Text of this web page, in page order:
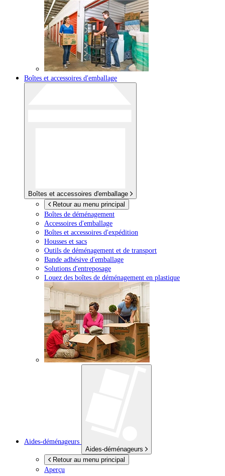
Boîtes et accessoires d'emballage
Boîtes et accessoires d'emballage
Retour au menu principal
Boîtes de déménagement
Accessoires d'emballage
Boîtes et accessoires d'expédition
Housses et sacs
Outils de déménagement et de transport
Bande adhésive d'emballage
Solutions d'entreposage
Louez des boîtes de déménagement en plastique
Aides-déménageurs
Aides-déménageurs
Retour au menu principal
Aperçu